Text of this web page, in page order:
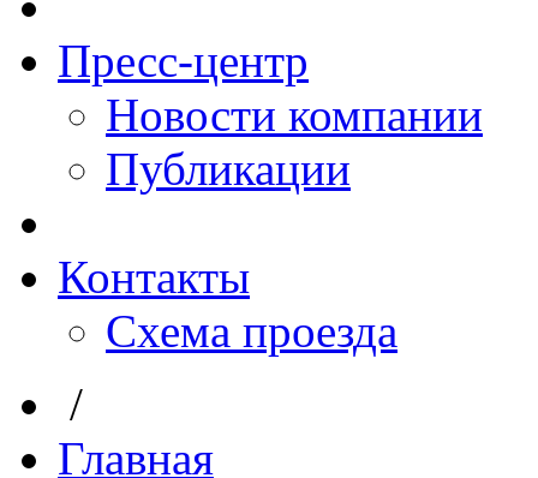
Пресс-центр
Новости компании
Публикации
Контакты
Схема проезда
/
Главная